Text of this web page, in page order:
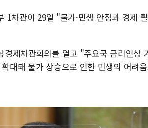
차관이 29일 "물가·민생 안정과 경제
제차관회의를 열고 "주요국 금리인상
대돼 물가 상승으로 인한 민생의 어려